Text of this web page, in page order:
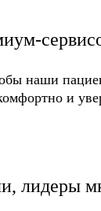
наши
и
лидеры